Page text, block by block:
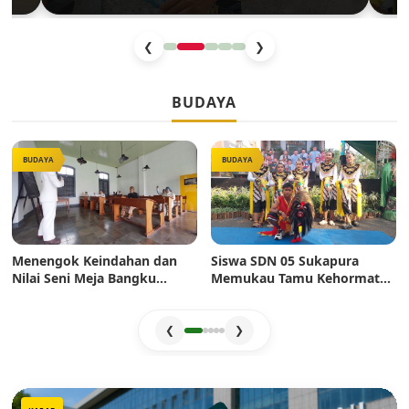
❮ ❯
BUDAYA
BUDAYA
Menengok Keindahan dan
Nilai Seni Meja Bangku
BUDAYA
Siswa SDN 05 Sukapura
Memukau Tamu Kehormatan
❮ ❯